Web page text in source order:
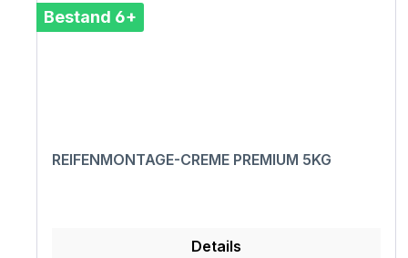
Bestand 6+
REIFENMONTAGE-CREME PREMIUM 5KG
Details